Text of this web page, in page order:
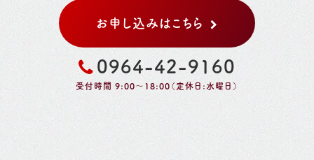
お申し込みはこちら
0964-42-9160
受付時間 9:00～18:00（定休日:水曜日）